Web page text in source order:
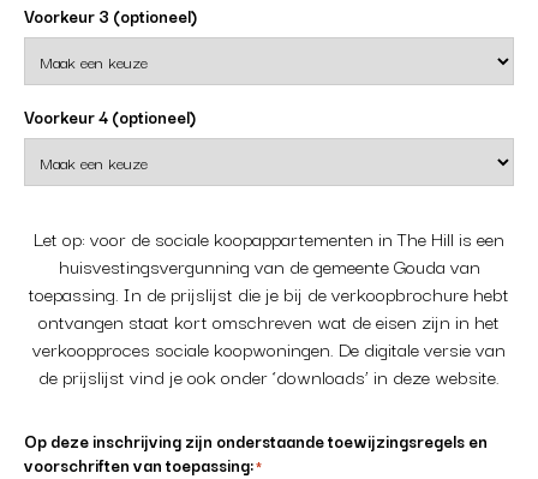
Voorkeur 3 (optioneel)
Voorkeur 4 (optioneel)
Let op: voor de sociale koopappartementen in The Hill is een
huisvestingsvergunning van de gemeente Gouda van
toepassing. In de prijslijst die je bij de verkoopbrochure hebt
ontvangen staat kort omschreven wat de eisen zijn in het
verkoopproces sociale koopwoningen. De digitale versie van
de prijslijst vind je ook onder ‘downloads’ in deze website.
Op deze inschrijving zijn onderstaande toewijzingsregels en
voorschriften van toepassing:*